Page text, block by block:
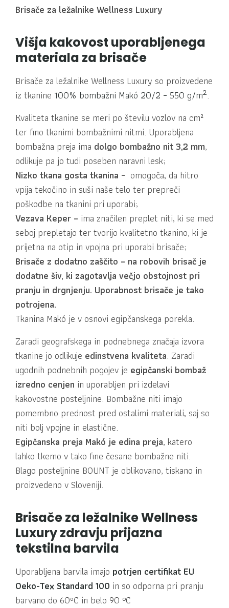
Brisače za ležalnike Wellness Luxury
Višja kakovost uporabljenega
materiala za brisače
Brisače za ležalnike Wellness Luxury so proizvedene
iz tkanine 100% bombažni Makó 20/2 – 550 g/m2.
Kvaliteta tkanine se meri po številu vozlov na cm²
ter fino tkanimi bombažnimi nitmi. Uporabljena
bombažna preja ima dolgo bombažno nit 3,2 mm,
odlikuje pa jo tudi poseben naravni lesk;
Nizko tkana gosta tkanina – omogoča, da hitro
vpija tekočino in suši naše telo ter prepreči
poškodbe na tkanini pri uporabi;
Vezava Keper – ima značilen preplet niti, ki se med
seboj prepletajo ter tvorijo kvalitetno tkanino, ki je
prijetna na otip in vpojna pri uporabi brisače;
Brisače z dodatno zaščito – na robovih brisač je
dodatne šiv, ki zagotavlja večjo obstojnost pri
pranju in drgnjenju. Uporabnost brisače je tako
potrojena.
Tkanina Makó je v osnovi egipčanskega porekla.
Zaradi geografskega in podnebnega značaja izvora
tkanine jo odlikuje edinstvena kvaliteta. Zaradi
ugodnih podnebnih pogojev je egipčanski bombaž
izredno cenjen in uporabljen pri izdelavi
kakovostne posteljnine. Bombažne niti imajo
pomembno prednost pred ostalimi materiali, saj so
niti bolj vpojne in elastične.
Egipčanska preja Makó je edina preja, katero
lahko tkemo v tako fine česane bombažne niti.
Blago posteljnine BOUNT je oblikovano, tiskano in
proizvedeno v Sloveniji.
Brisače za ležalnike Wellness
Luxury zdravju prijazna
tekstilna barvila
Uporabljena barvila imajo potrjen certifikat EU
Oeko-Tex Standard 100 in so odporna pri pranju
barvano do 60ºC in belo 90 °C